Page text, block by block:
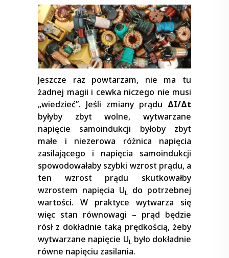
Jeszcze raz powtarzam, nie ma tu
żadnej magii i cewka niczego nie musi
„wiedzieć”. Jeśli zmiany prądu ΔI/Δt
byłyby zbyt wolne, wytwarzane
napięcie samoindukcji byłoby zbyt
małe i niezerowa różnica napięcia
zasilającego i napięcia samoindukcji
spowodowałaby szybki wzrost prądu, a
ten wzrost prądu skutkowałby
wzrostem napięcia UL do potrzebnej
wartości. W praktyce wytwarza się
więc stan równowagi – prąd będzie
rósł z dokładnie taką prędkością, żeby
wytwarzane napięcie UL było dokładnie
równe napięciu zasilania.